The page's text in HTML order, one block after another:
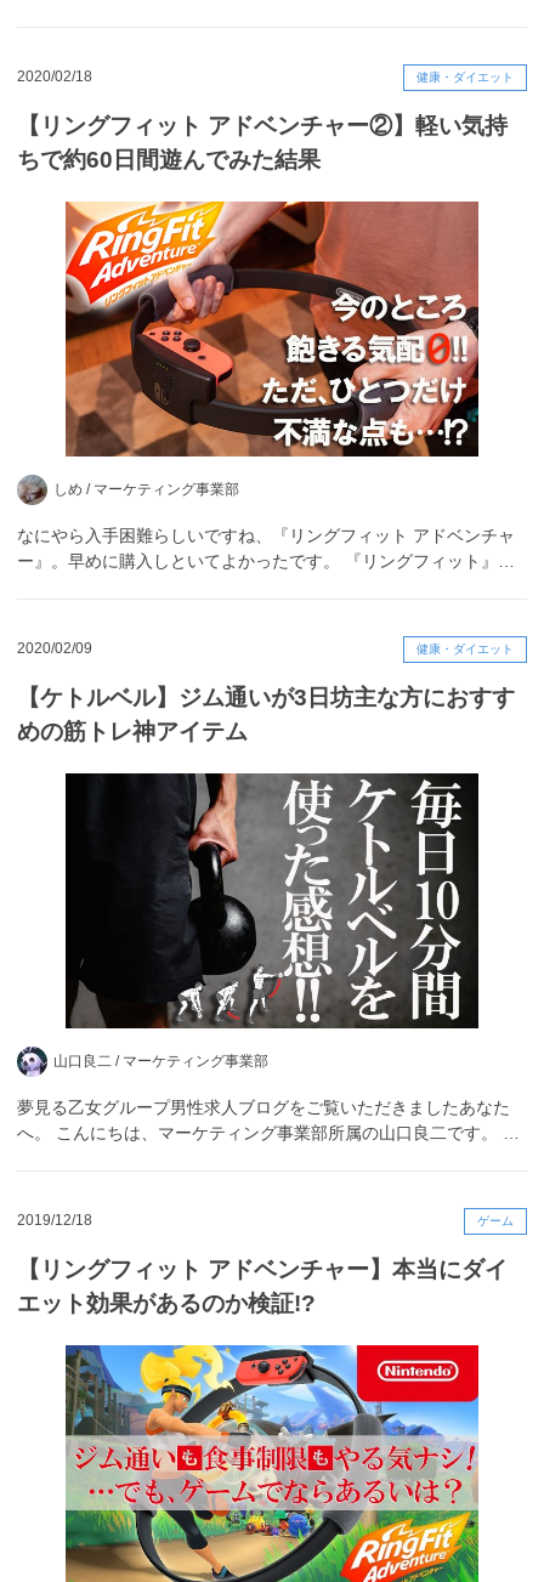
2020/02/18 健康・ダイエット
【リングフィット アドベンチャー②】軽い気持
ちで約60日間遊んでみた結果
しめ / マーケティング事業部
なにやら入手困難らしいですね、『リングフィット アドベンチャ
ー』。早めに購入しといてよかったです。 『リングフィット』…
2020/02/09 健康・ダイエット
【ケトルベル】ジム通いが3日坊主な方におすす
めの筋トレ神アイテム
山口良二 / マーケティング事業部
夢見る乙女グループ男性求人ブログをご覧いただきましたあなた
へ。 こんにちは、マーケティング事業部所属の山口良二です。 …
2019/12/18 ゲーム
【リングフィット アドベンチャー】本当にダイ
エット効果があるのか検証!?